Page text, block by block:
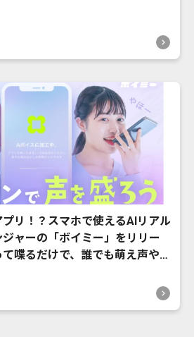
リ！？スマホで使えるAIリアル
ャーの「ボイミー」をリリー
喋るだけで、誰でも萌え声やイ
能に。